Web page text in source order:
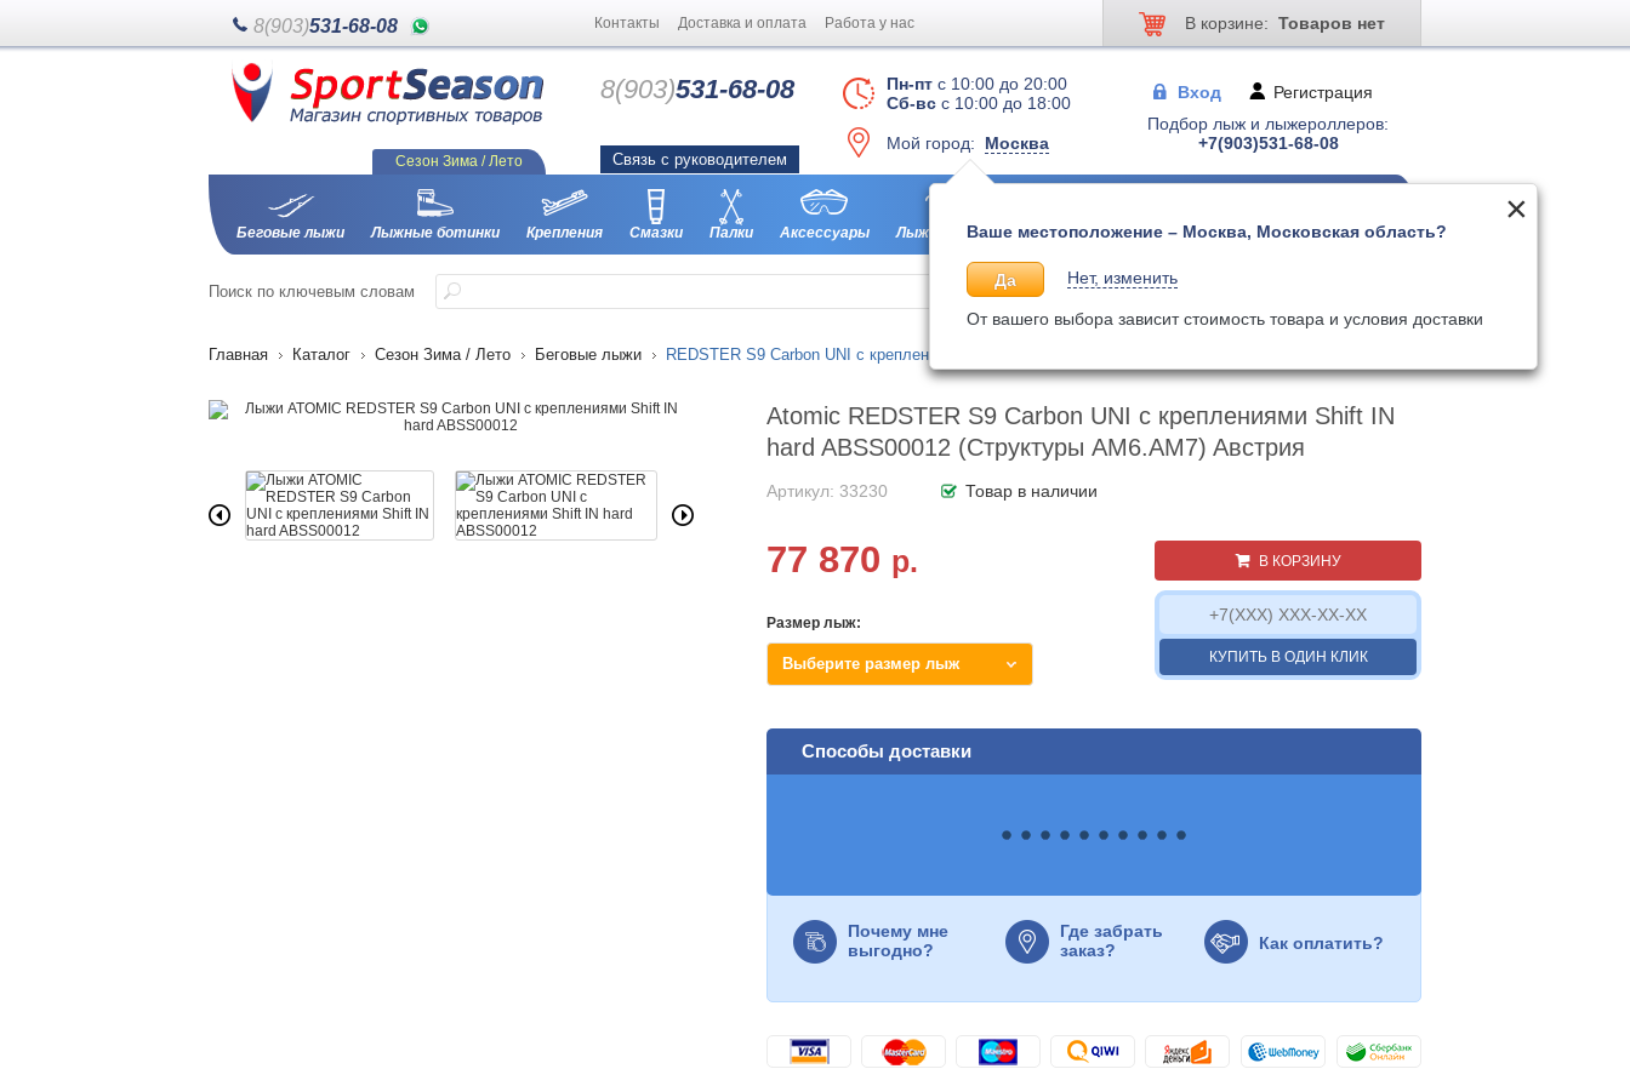
8(903)531-68-08 Контакты Доставка и оплата Работа у нас В корзине: Товаров нет
8(903)531-68-08 Пн-пт с 10:00 до 20:00
Сб-вс с 10:00 до 18:00
Мой город: Москва
Ваше местоположение – Москва, Московская область?
Да Нет, изменить
От вашего выбора зависит стоимость товара и условия доставки
Вход Регистрация
Связь с руководителем
Подбор лыж и лыжероллеров:
+7(903)531-68-08
Сезон Зима / Лето
Беговые лыжи Лыжные ботинки Крепления Смазки Палки Аксессуары Лыжероллеры Ботинки для лыжер-ов Палки для лыжер-ов
Поиск по ключевым словам Поиск
Главная Каталог Сезон Зима / Лето Беговые лыжи REDSTER S9 Carbon UNI с креплениями Shift IN hard ABSS00012 (Структуры AM6.AM7) Aвстрия
Atomic REDSTER S9 Carbon UNI с креплениями Shift IN
hard ABSS00012 (Структуры AM6.AM7) Aвстрия
Артикул: 33230 Товар в наличии
77 870 р.
Размер лыж:
Выберите размер лыж
В КОРЗИНУ
КУПИТЬ В ОДИН КЛИК
Способы доставки
Почему мне
выгодно?
Где забрать
заказ?
Как оплатить?